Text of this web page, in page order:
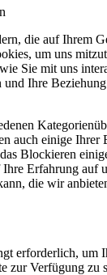
die auf Ihrem
um uns
Sie mit uns
Ihre
auch einige Ihrer
Blockieren
Erfahrung auf
die wir
erforderlich, um
zur Verfügung zu